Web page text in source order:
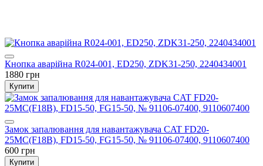
Кнопка аварійна R024-001, ED250, ZDK31-250, 2240434001
1880 грн
Купити
Замок запалювання для навантажувача CAT FD20-
25MC(F18B), FD15-50, FG15-50, № 91106-07400, 9110607400
600 грн
Купити